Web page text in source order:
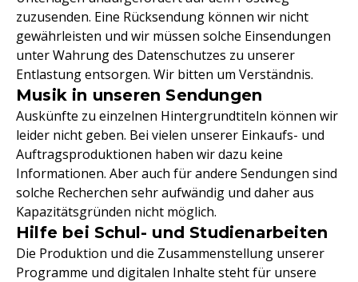
zuzusenden. Eine Rücksendung können wir nicht
gewährleisten und wir müssen solche Einsendungen
unter Wahrung des Datenschutzes zu unserer
Entlastung entsorgen. Wir bitten um Verständnis.
Musik in unseren Sendungen
Auskünfte zu einzelnen Hintergrundtiteln können wir
leider nicht geben. Bei vielen unserer Einkaufs- und
Auftragsproduktionen haben wir dazu keine
Informationen. Aber auch für andere Sendungen sind
solche Recherchen sehr aufwändig und daher aus
Kapazitätsgründen nicht möglich.
Hilfe bei Schul- und Studienarbeiten
Die Produktion und die Zusammenstellung unserer
Programme und digitalen Inhalte steht für unsere